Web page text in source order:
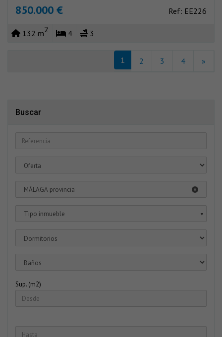
850.000 € Ref: EE226
132 m2 4 3
1 2 3 4 »
Buscar
MÁLAGA provincia
Tipo inmueble ▼
Sup. (m2)